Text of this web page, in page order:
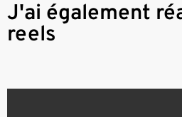
J'ai également
reels